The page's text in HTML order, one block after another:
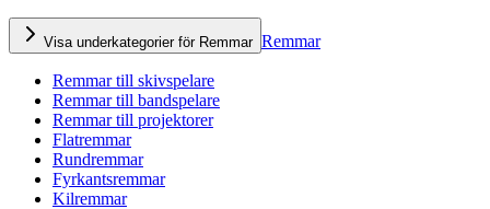
Visa underkategorier för Remmar Remmar
Remmar till skivspelare
Remmar till bandspelare
Remmar till projektorer
Flatremmar
Rundremmar
Fyrkantsremmar
Kilremmar